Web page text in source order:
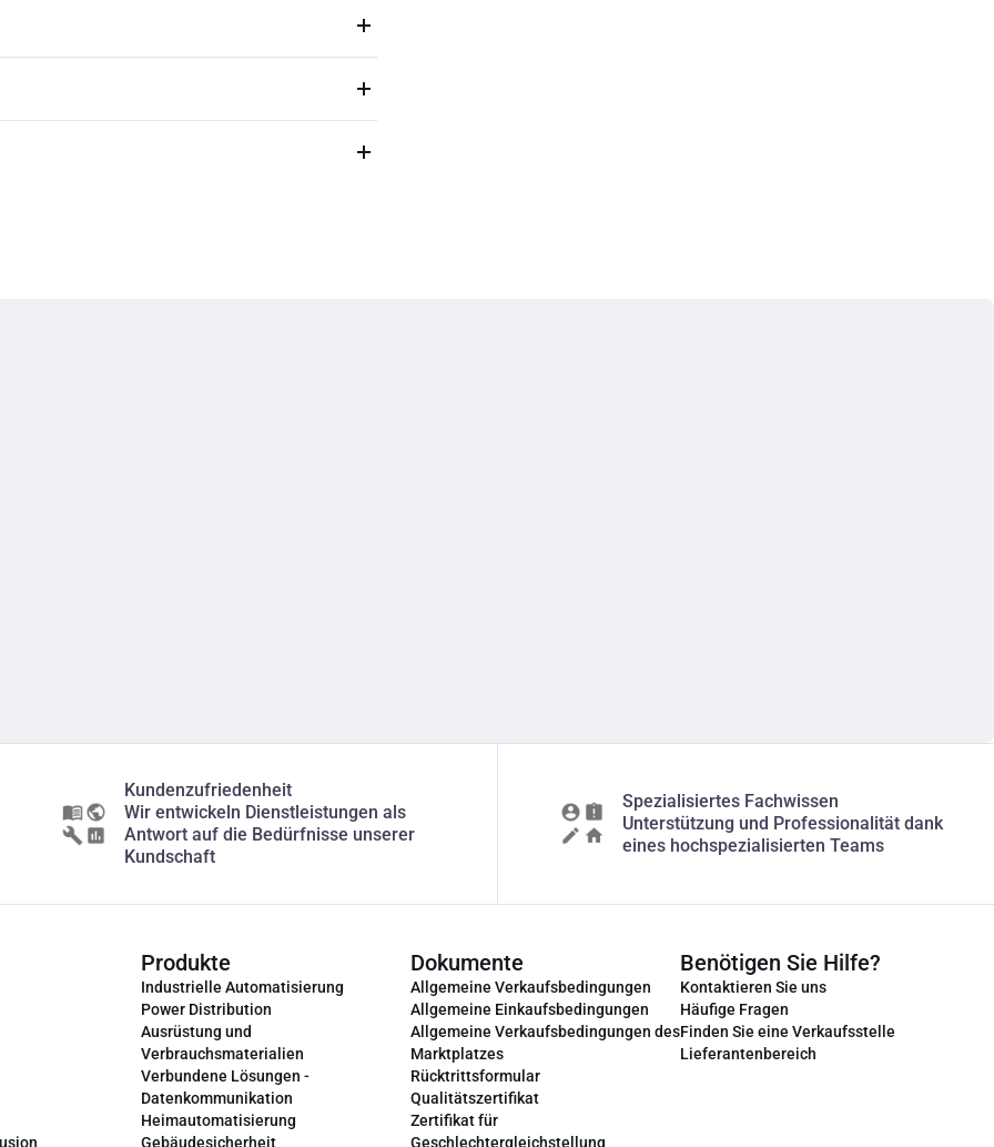
Kundenzufriedenheit
Wir entwickeln Dienstleistungen als
Antwort auf die Bedürfnisse unserer
Kundschaft
Spezialisiertes Fachwissen
Unterstützung und Professionalität dank
eines hochspezialisierten Teams
Produkte
Industrielle Automatisierung
Power Distribution
Ausrüstung und
Verbrauchsmaterialien
Verbundene Lösungen -
Datenkommunikation
Heimautomatisierung
Gebäudesicherheit
Dokumente
Allgemeine Verkaufsbedingungen
Allgemeine Einkaufsbedingungen
Allgemeine Verkaufsbedingungen des
Marktplatzes
Rücktrittsformular
Qualitätszertifikat
Zertifikat für
Geschlechtergleichstellung
Benötigen Sie Hilfe?
Kontaktieren Sie uns
Häufige Fragen
Finden Sie eine Verkaufsstelle
Lieferantenbereich